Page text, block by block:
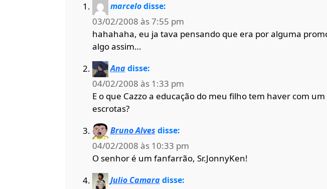
marcelo disse:
03/02/2008 às 7:55 pm
hahahaha, eu ja tava pensando que era por alguma
algo assim…
Ana disse:
04/02/2008 às 1:33 pm
E o que Cazzo a educação do meu filho tem haver com
escrotas?
Bruno Alves disse:
04/02/2008 às 10:33 pm
O senhor é um fanfarrão, Sr.JonnyKen!
Julio Camara disse: